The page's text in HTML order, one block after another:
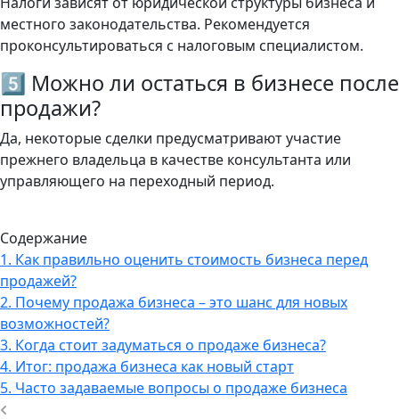
местного законодательства. Рекомендуется
проконсультироваться с налоговым специалистом.
5️⃣ Можно ли остаться в бизнесе после
продажи?
Да, некоторые сделки предусматривают участие
прежнего владельца в качестве консультанта или
управляющего на переходный период.
Содержание
1. Как правильно оценить стоимость бизнеса перед
продажей?
2. Почему продажа бизнеса – это шанс для новых
возможностей?
3. Когда стоит задуматься о продаже бизнеса?
4. Итог: продажа бизнеса как новый старт
5. Часто задаваемые вопросы о продаже бизнеса